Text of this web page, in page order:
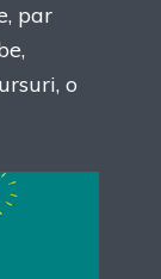
par
o